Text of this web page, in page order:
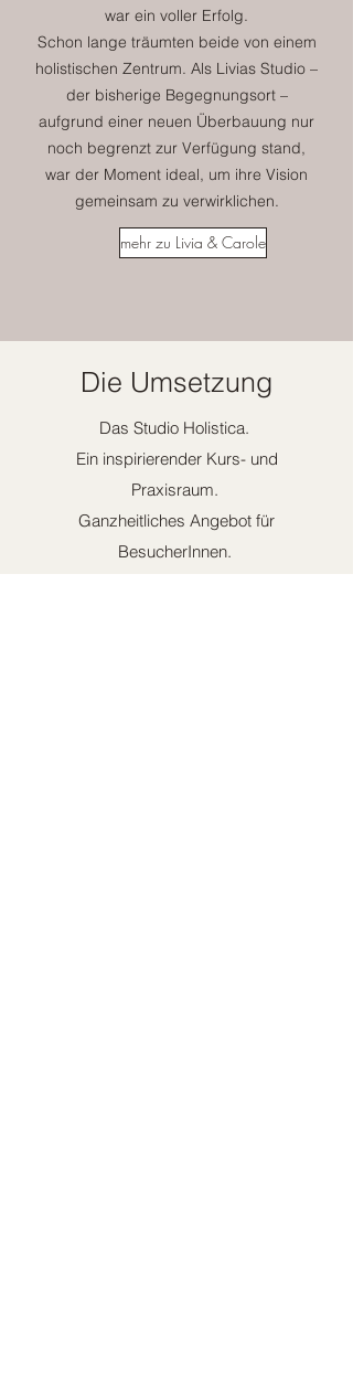
war ein voller Erfolg.
Schon lange träumten beide von einem
holistischen Zentrum. Als Livias Studio –
der bisherige Begegnungsort –
aufgrund einer neuen Überbauung nur
noch begrenzt zur Verfügung stand,
war der Moment ideal, um ihre Vision
gemeinsam zu verwirklichen.
mehr zu Livia & Carole
Die Umsetzung
Das Studio Holistica.
Ein inspirierender Kurs- und
Praxisraum.
Ganzheitliches Angebot für
BesucherInnen.